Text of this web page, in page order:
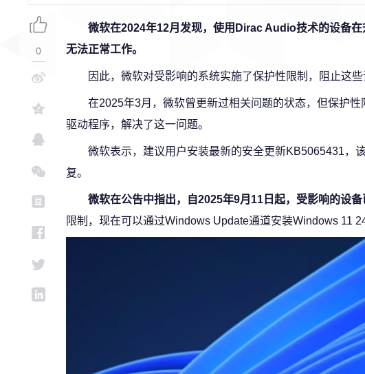
微软在2024年12月发现，使用Dirac Audio技术的设备
无法正常工作。
因此，微软对受影响的系统实施了保护性限制，阻止这
在2025年3月，微软曾更新过相关问题的状态，但保护
驱动程序，解决了这一问题。
微软表示，建议用户安装最新的安全更新KB5065431，
复。
微软在公告中指出，自2025年9月11日起，受影响的设备
限制，现在可以通过Windows Update通道安装Windows 11
0